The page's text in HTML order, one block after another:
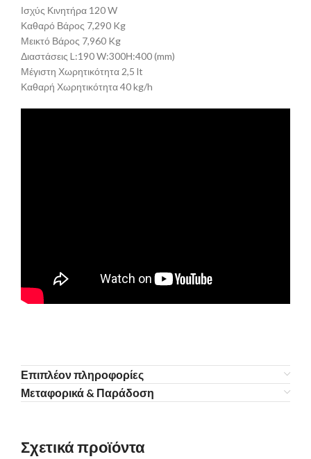
Ισχύς Κινητήρα 120 W
Καθαρό Βάρος 7,290 Kg
Μεικτό Βάρος 7,960 Kg
Διαστάσεις L:190 W:300Η:400 (mm)
Μέγιστη Χωρητικότητα 2,5 lt
Καθαρή Χωρητικότητα 40 kg/h
Επιπλέον πληροφορίες
Μεταφορικά & Παράδοση
Σχετικά προϊόντα